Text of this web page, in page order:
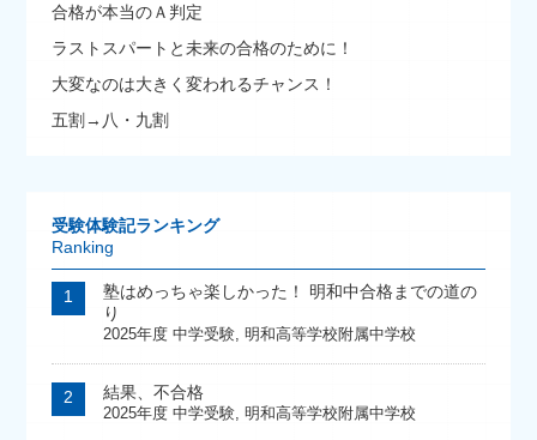
合格が本当のＡ判定
ラストスパートと未来の合格のために！
大変なのは大きく変われるチャンス！
五割→八・九割
受験体験記ランキング
Ranking
塾はめっちゃ楽しかった！ 明和中合格までの道の
り
2025年度 中学受験, 明和高等学校附属中学校
結果、不合格
2025年度 中学受験, 明和高等学校附属中学校